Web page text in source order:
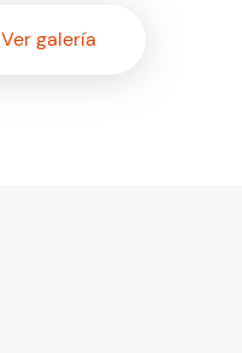
Ver galería